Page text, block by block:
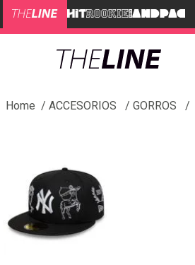
ACCESORIOS GORROS